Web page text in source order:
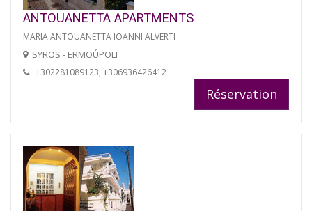
ANTOUANETTA APARTMENTS
MARIA ANTOUANETTA IOANNI ALVERTI
SYROS - ERMOÚPOLI
+302281089123, +306936426412
Réservation